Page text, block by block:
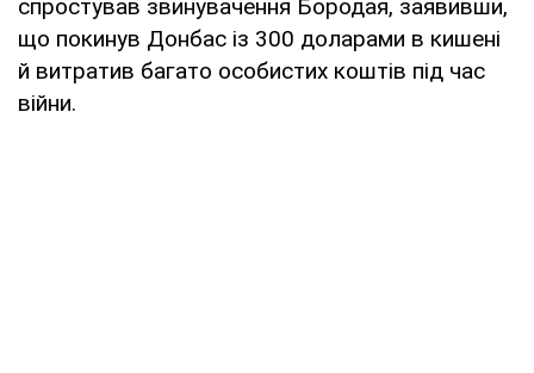
спростував звинувачення Бородая, заявивши,
що покинув Донбас із 300 доларами в кишені
й витратив багато особистих коштів під час
війни.